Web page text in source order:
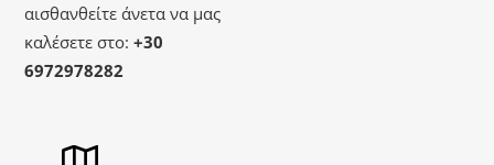
αισθανθείτε άνετα να μας
καλέσετε στο:+30
6972978282